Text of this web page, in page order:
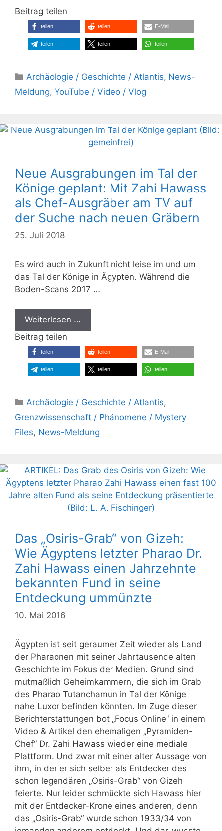
Beitrag teilen
teilen teilen E-Mail
teilen teilen teilen
Kategorien
Archäologie / Geschichte / Atlantis, News-
Meldung, YouTube / Video / Vlog
Neue Ausgrabungen im Tal der
Könige geplant: Mit Zahi Hawass
als Chef-Ausgräber am TV auf
der Suche nach neuen Gräbern
25. Juli 2018
Es wird auch in Zukunft nicht leise im und um
das Tal der Könige in Ägypten. Während die
Boden-Scans 2017 …
Weiterlesen …
Beitrag teilen
teilen teilen E-Mail
teilen teilen teilen
Kategorien
Archäologie / Geschichte / Atlantis,
Grenzwissenschaft / Phänomene / Mystery
Files, News-Meldung
Das „Osiris-Grab“ von Gizeh:
Wie Ägyptens letzter Pharao Dr.
Zahi Hawass einen Jahrzehnte
bekannten Fund in seine
Entdeckung ummünzte
10. Mai 2016
Ägypten ist seit geraumer Zeit wieder als Land
der Pharaonen mit seiner Jahrtausende alten
Geschichte im Fokus der Medien. Grund sind
mutmaßlich Geheimkammern, die sich im Grab
des Pharao Tutanchamun in Tal der Könige
nahe Luxor befinden könnten. Im Zuge dieser
Berichterstattungen bot „Focus Online“ in einem
Video & Artikel den ehemaligen „Pyramiden-
Chef“ Dr. Zahi Hawass wieder eine mediale
Plattform. Und zwar mit einer alter Aussage von
ihm, in der er sich selber als Entdecker des
schon legendären „Osiris-Grab“ von Gizeh
feierte. Nur leider schmückte sich Hawass hier
mit der Entdecker-Krone eines anderen, denn
das „Osiris-Grab“ wurde schon 1933/34 von